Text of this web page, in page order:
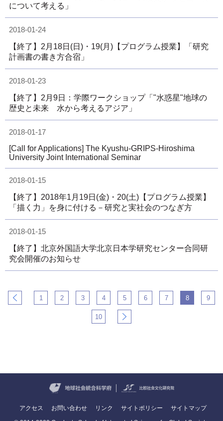
について考える」
2018-01-24
【終了】2月18日(日)・19(月)【プログラム授業】「研究
計画書の書き方合宿」
2018-01-23
【終了】2月9日：学際ワークショップ「"水惑星"地球の
歴史と未来 水から考えるアジア」
2018-01-17
[Call for Applications] The Kyushu-GRIPS-Hiroshima
University Joint International Seminar
2018-01-15
【終了】2018年1月19日(金)・20(土)【プログラム授業】
「描く力」を身に付ける－研究と実社会のつなぎ方
2018-01-15
【終了】北京外国語大学北京日本学研究センター合同研
究会開催のお知らせ
1 2 3 4 5 6 7 8 9
10
アクセス お問い合わせ リンク サイトポリシー サイトマップ